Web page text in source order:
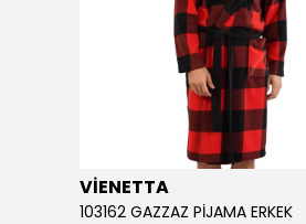
VİENETTA
103162 GAZZAZ PİJAMA ERKEK